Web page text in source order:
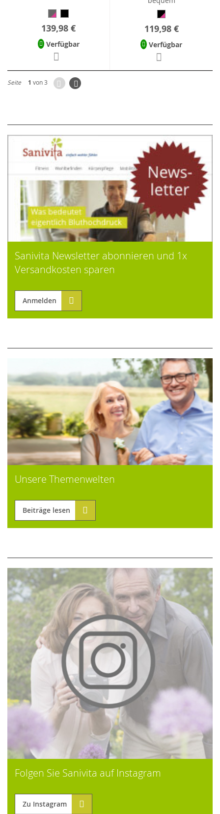
139,98 €
Verfügbar
119,98 €
Verfügbar
Seite 1 von 3 ZurückSeite
Weiter
Sanivita Newsletter abonnieren und 1x
Versandkosten sparen
Anmelden
Unsere Themenwelten
Beiträge lesen
Folgen Sie Sanivita auf Instagram
Zu Instagram